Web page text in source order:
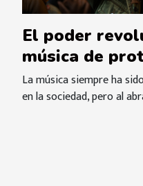
El poder
música de
La música siempre ha
en la sociedad, pero al